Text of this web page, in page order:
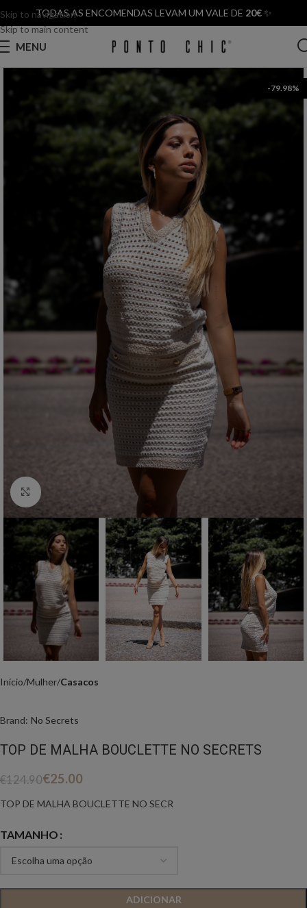
Skip to navigation
Skip to main content
TODAS AS ENCOMENDAS LEVAM UM VALE DE 20€✨
MENU
-79.98%
Click to enlarge
Início Mulher Casacos
Brand: No Secrets
TOP DE MALHA BOUCLETTE NO SECRETS
€124.90€25.00
TOP DE MALHA BOUCLETTE NO SECR
TAMANHO
ADICIONAR